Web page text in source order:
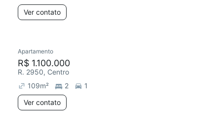
Ver contato
Apartamento
R$ 1.100.000
R. 2950, Centro
109m² 2
1
Ver contato